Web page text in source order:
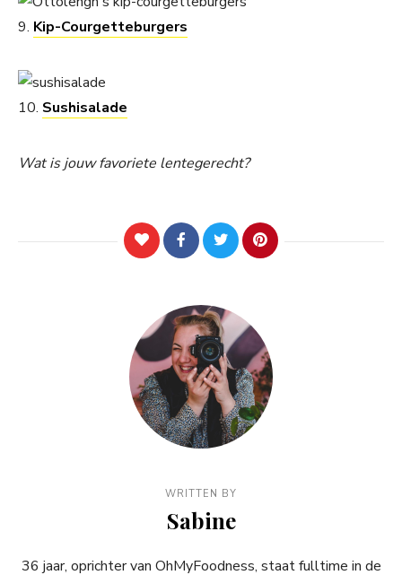
9. Kip-Courgetteburgers
10. Sushisalade
Wat is jouw favoriete lentegerecht?
WRITTEN BY
Sabine
36 jaar, oprichter van OhMyFoodness, staat fulltime in de